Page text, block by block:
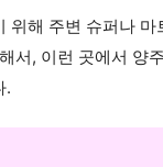
위해 주변 슈퍼나
서, 이런 곳에서 양
.